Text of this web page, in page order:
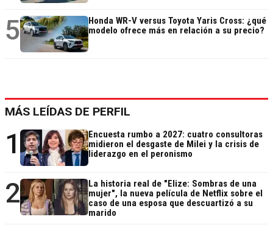
5
Honda WR-V versus Toyota Yaris Cross: ¿qué
modelo ofrece más en relación a su precio?
MÁS LEÍDAS DE PERFIL
1
Encuesta rumbo a 2027: cuatro consultoras
midieron el desgaste de Milei y la crisis de
liderazgo en el peronismo
2
La historia real de "Elize: Sombras de una
mujer", la nueva película de Netflix sobre el
caso de una esposa que descuartizó a su
marido